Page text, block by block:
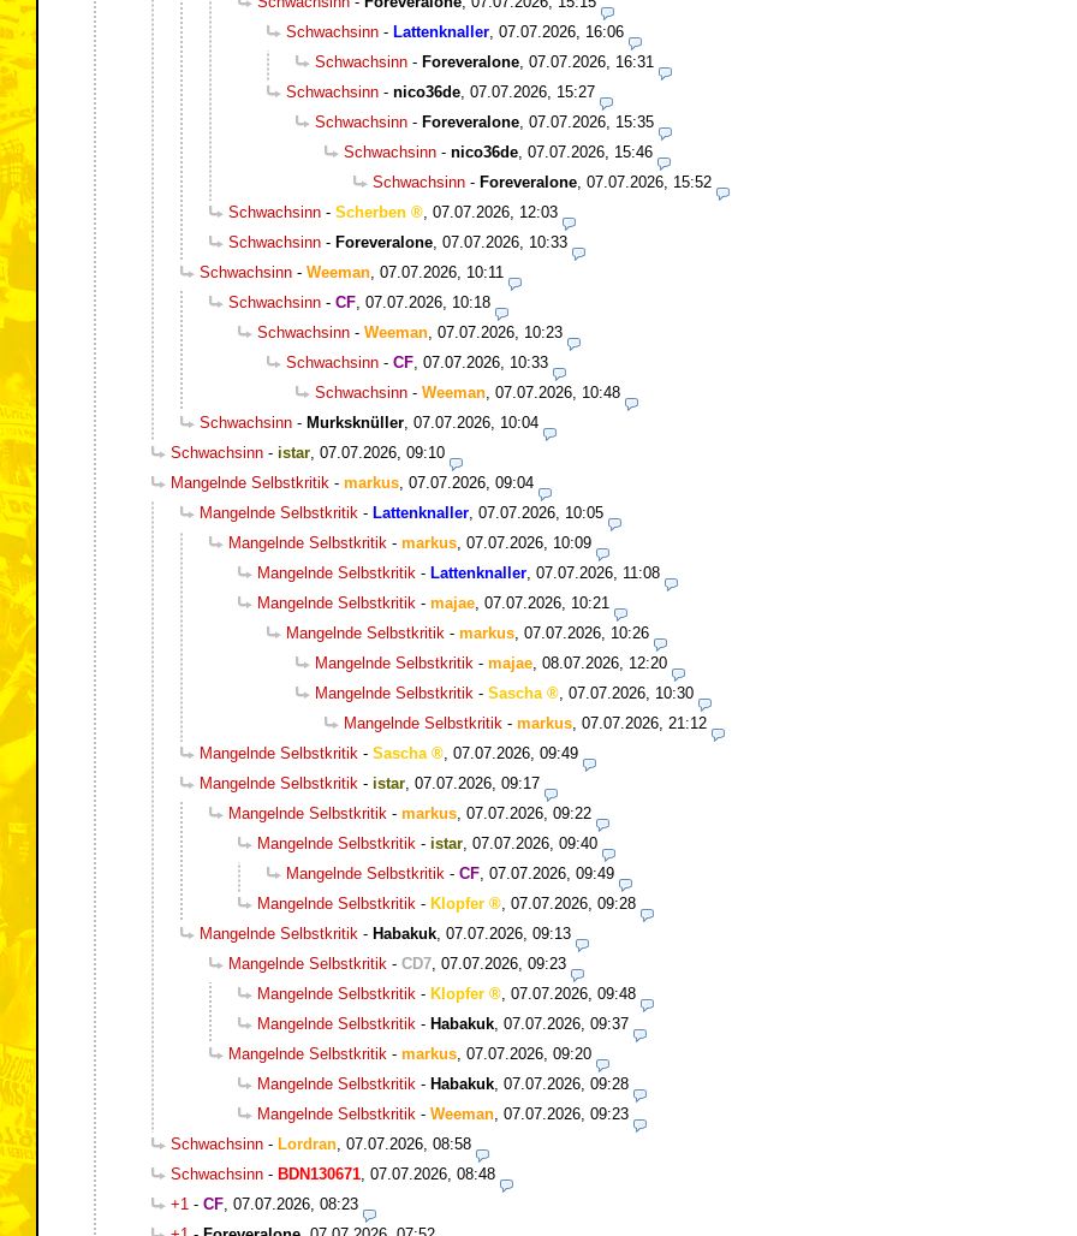
Schwachsinn - Lattenknaller, 07.07.2026, 16:06
Schwachsinn - Foreveralone, 07.07.2026, 16:31
Schwachsinn - nico36de, 07.07.2026, 15:27
Schwachsinn - Foreveralone, 07.07.2026, 15:35
Schwachsinn - nico36de, 07.07.2026, 15:46
Schwachsinn - Foreveralone, 07.07.2026, 15:52
Schwachsinn - Scherben , 07.07.2026, 12:03
Schwachsinn - Foreveralone, 07.07.2026, 10:33
Schwachsinn - Weeman, 07.07.2026, 10:11
Schwachsinn - CF, 07.07.2026, 10:18
Schwachsinn - Weeman, 07.07.2026, 10:23
Schwachsinn - CF, 07.07.2026, 10:33
Schwachsinn - Weeman, 07.07.2026, 10:48
Schwachsinn - Murksknüller, 07.07.2026, 10:04
Schwachsinn - istar, 07.07.2026, 09:10
Mangelnde Selbstkritik - markus, 07.07.2026, 09:04
Mangelnde Selbstkritik - Lattenknaller, 07.07.2026, 10:05
Mangelnde Selbstkritik - markus, 07.07.2026, 10:09
Mangelnde Selbstkritik - Lattenknaller, 07.07.2026, 11:08
Mangelnde Selbstkritik - majae, 07.07.2026, 10:21
Mangelnde Selbstkritik - markus, 07.07.2026, 10:26
Mangelnde Selbstkritik - majae, 08.07.2026, 12:20
Mangelnde Selbstkritik - Sascha , 07.07.2026, 10:30
Mangelnde Selbstkritik - markus, 07.07.2026, 21:12
Mangelnde Selbstkritik - Sascha , 07.07.2026, 09:49
Mangelnde Selbstkritik - istar, 07.07.2026, 09:17
Mangelnde Selbstkritik - markus, 07.07.2026, 09:22
Mangelnde Selbstkritik - istar, 07.07.2026, 09:40
Mangelnde Selbstkritik - CF, 07.07.2026, 09:49
Mangelnde Selbstkritik - Klopfer , 07.07.2026, 09:28
Mangelnde Selbstkritik - Habakuk, 07.07.2026, 09:13
Mangelnde Selbstkritik - CD7, 07.07.2026, 09:23
Mangelnde Selbstkritik - Klopfer , 07.07.2026, 09:48
Mangelnde Selbstkritik - Habakuk, 07.07.2026, 09:37
Mangelnde Selbstkritik - markus, 07.07.2026, 09:20
Mangelnde Selbstkritik - Habakuk, 07.07.2026, 09:28
Mangelnde Selbstkritik - Weeman, 07.07.2026, 09:23
Schwachsinn - Lordran, 07.07.2026, 08:58
Schwachsinn - BDN130671, 07.07.2026, 08:48
+1 - CF, 07.07.2026, 08:23